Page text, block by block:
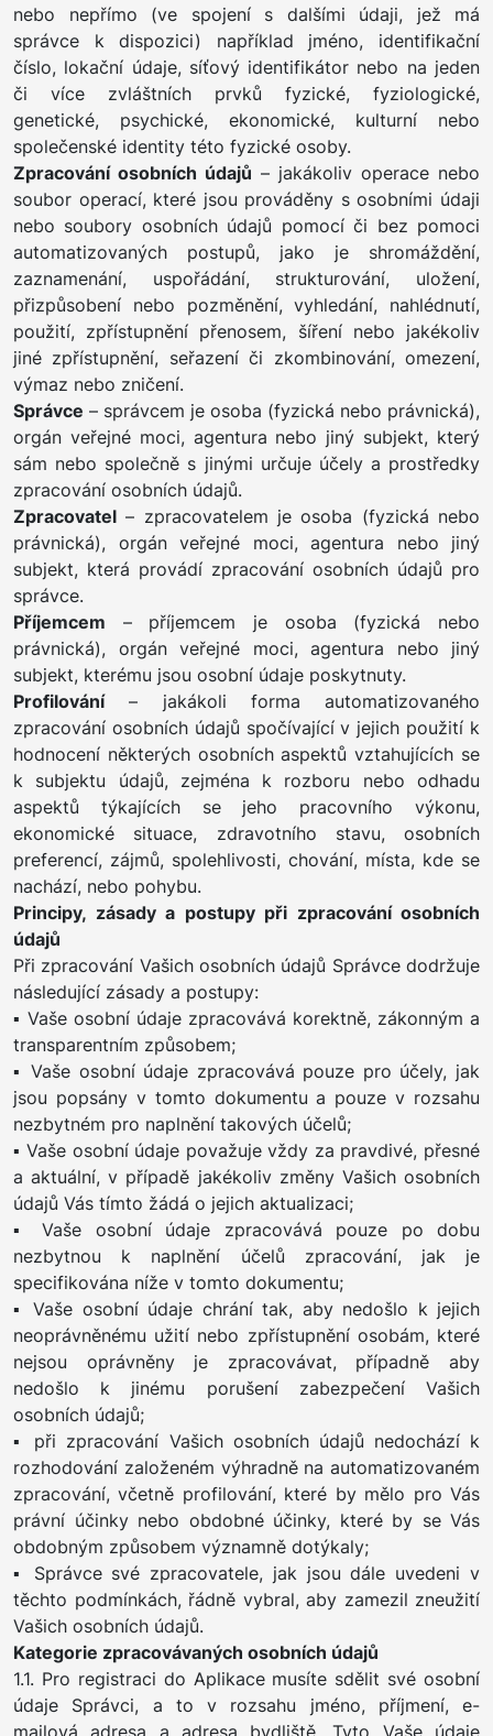
nebo nepřímo (ve spojení s dalšími údaji, jež má
správce k dispozici) například jméno, identifikační
číslo, lokační údaje, síťový identifikátor nebo na jeden
či více zvláštních prvků fyzické, fyziologické,
genetické, psychické, ekonomické, kulturní nebo
společenské identity této fyzické osoby.
Zpracování osobních údajů – jakákoliv operace nebo
soubor operací, které jsou prováděny s osobními údaji
nebo soubory osobních údajů pomocí či bez pomoci
automatizovaných postupů, jako je shromáždění,
zaznamenání, uspořádání, strukturování, uložení,
přizpůsobení nebo pozměnění, vyhledání, nahlédnutí,
použití, zpřístupnění přenosem, šíření nebo jakékoliv
jiné zpřístupnění, seřazení či zkombinování, omezení,
výmaz nebo zničení.
Správce – správcem je osoba (fyzická nebo právnická),
orgán veřejné moci, agentura nebo jiný subjekt, který
sám nebo společně s jinými určuje účely a prostředky
zpracování osobních údajů.
Zpracovatel – zpracovatelem je osoba (fyzická nebo
právnická), orgán veřejné moci, agentura nebo jiný
subjekt, která provádí zpracování osobních údajů pro
správce.
Příjemcem – příjemcem je osoba (fyzická nebo
právnická), orgán veřejné moci, agentura nebo jiný
subjekt, kterému jsou osobní údaje poskytnuty.
Profilování– jakákoli forma automatizovaného
zpracování osobních údajů spočívající v jejich použití k
hodnocení některých osobních aspektů vztahujících se
k subjektu údajů, zejména k rozboru nebo odhadu
aspektů týkajících se jeho pracovního výkonu,
ekonomické situace, zdravotního stavu, osobních
preferencí, zájmů, spolehlivosti, chování, místa, kde se
nachází, nebo pohybu.
Principy, zásady a postupy při zpracování osobních
údajů
Při zpracování Vašich osobních údajů Správce dodržuje
následující zásady a postupy:
▪ Vaše osobní údaje zpracovává korektně, zákonným a
transparentním způsobem;
▪ Vaše osobní údaje zpracovává pouze pro účely, jak
jsou popsány v tomto dokumentu a pouze v rozsahu
nezbytném pro naplnění takových účelů;
▪ Vaše osobní údaje považuje vždy za pravdivé, přesné
a aktuální, v případě jakékoliv změny Vašich osobních
údajů Vás tímto žádá o jejich aktualizaci;
▪ Vaše osobní údaje zpracovává pouze po dobu
nezbytnou k naplnění účelů zpracování, jak je
specifikována níže v tomto dokumentu;
▪ Vaše osobní údaje chrání tak, aby nedošlo k jejich
neoprávněnému užití nebo zpřístupnění osobám, které
nejsou oprávněny je zpracovávat, případně aby
nedošlo k jinému porušení zabezpečení Vašich
osobních údajů;
▪ při zpracování Vašich osobních údajů nedochází k
rozhodování založeném výhradně na automatizovaném
zpracování, včetně profilování, které by mělo pro Vás
právní účinky nebo obdobné účinky, které by se Vás
obdobným způsobem významně dotýkaly;
▪ Správce své zpracovatele, jak jsou dále uvedeni v
těchto podmínkách, řádně vybral, aby zamezil zneužití
Vašich osobních údajů.
Kategorie zpracovávaných osobních údajů
1.1. Pro registraci do Aplikace musíte sdělit své osobní
údaje Správci, a to v rozsahu jméno, příjmení, e-
mailová adresa a adresa bydliště. Tyto Vaše údaje